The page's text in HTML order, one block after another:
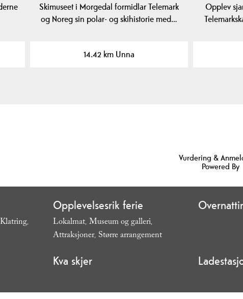
Skimuseet i Morgedal formidlar Telemark
og Noreg sin polar- og skihistorie med…
14.42 km Unna
Opplev
Vurdering &
Powered By
Klatring,
Opplevelsesrik ferie
Lokalmat, Museum og galleri,
Attraksjoner, Større arrangement,
Kva skjer